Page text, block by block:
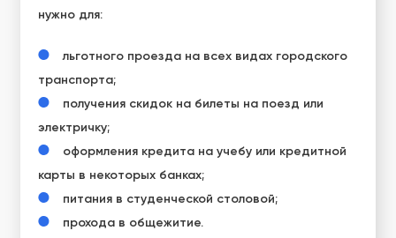
нужно для:
льготного проезда на всех видах городского
транспорта;
получения скидок на билеты на поезд или
электричку;
оформления кредита на учебу или кредитной
карты в некоторых банках;
питания в студенческой столовой;
прохода в общежитие.